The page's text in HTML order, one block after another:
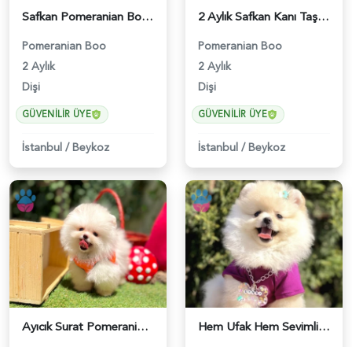
Safkan Pomeranian Boo Ruhsatlı Çiflikten - 6244
Pomeranian Boo
2 Aylık
Dişi
GÜVENILIR ÜYE
İstanbul /Beykoz
2 Aylık Safkan Kanı Taşıyan Pomeranian Boo Yavrularımız - 6245
Pomeranian Boo
2 Aylık
Dişi
GÜVENILIR ÜYE
İstanbul /Beykoz
Ayıcık Surat Pomeranian Boo Bebekler - 6221 Hem Ufak Hem Sevimli Boo Pomeranian - 6222